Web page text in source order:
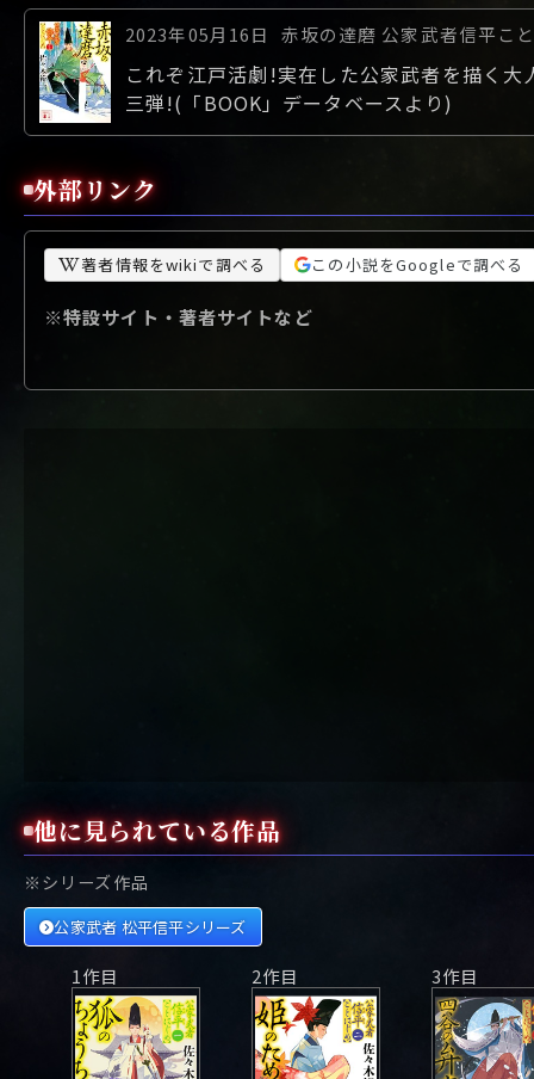
2023年05月16日 赤坂の達磨 公家武者信平こ
これぞ江戸活劇!実在した公家武者を描く
三弾!(「BOOK」データベースより)
外部リンク
著者情報をwikiで調べる この小説をGoogleで調べる
※特設サイト・著者サイトなど
他に見られている作品
※シリーズ作品
公家武者 松平信平シリーズ
1作目 2作目 3作目